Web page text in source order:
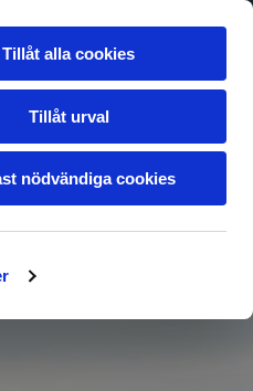
Tillåt alla cookies
Tillåt urval
nödvändiga cookies
Kontakt